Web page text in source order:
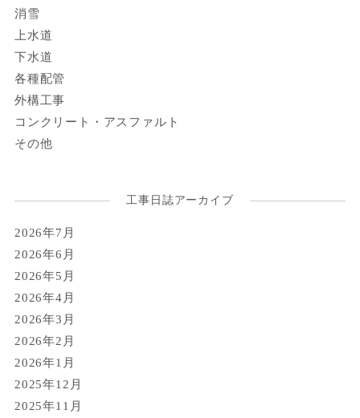
消雪
上水道
下水道
各種配管
外構工事
コンクリート・アスファルト
その他
工事日誌アーカイブ
2026年7月
2026年6月
2026年5月
2026年4月
2026年3月
2026年2月
2026年1月
2025年12月
2025年11月